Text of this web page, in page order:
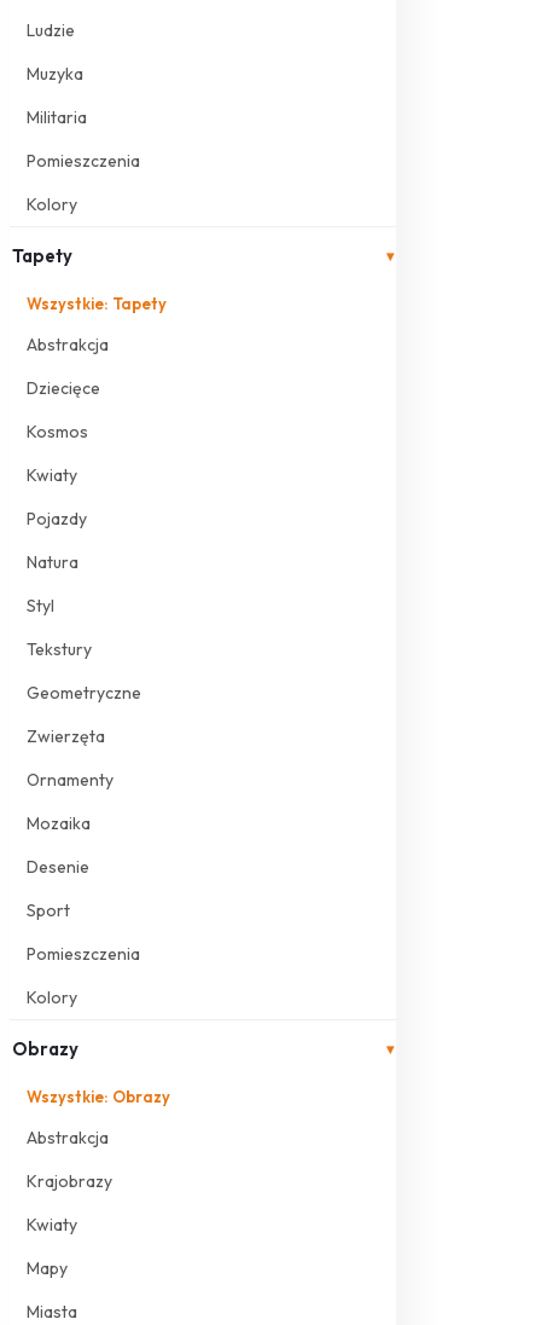
Ludzie
Muzyka
Militaria
Pomieszczenia
Kolory
Tapety ▾
Wszystkie: Tapety
Abstrakcja
Dziecięce
Kosmos
Kwiaty
Pojazdy
Natura
Styl
Tekstury
Geometryczne
Zwierzęta
Ornamenty
Mozaika
Desenie
Sport
Pomieszczenia
Kolory
Obrazy ▾
Wszystkie: Obrazy
Abstrakcja
Krajobrazy
Kwiaty
Mapy
Miasta